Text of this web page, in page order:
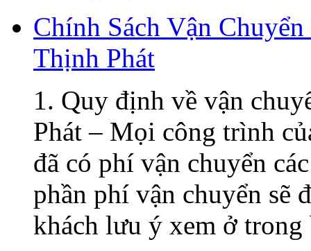
Chính Sách Vận
Thịnh Phát
1. Quy định về vận
Phát – Mọi công trình
đã có phí vận chuyển
phần phí vận chuyển sẽ
khách lưu ý xem ở trong